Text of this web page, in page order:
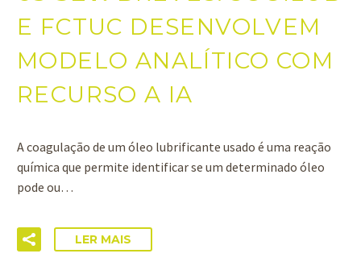
E FCTUC DESENVOLVEM
MODELO ANALÍTICO COM
RECURSO A IA
A coagulação de um óleo lubrificante usado é uma reação
química que permite identificar se um determinado óleo
pode ou…
LER MAIS